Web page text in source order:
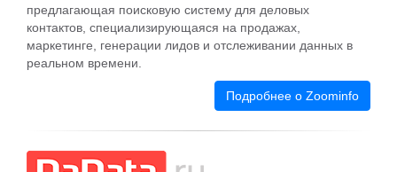
предлагающая поисковую систему для деловых
контактов, специализирующаяся на продажах,
маркетинге, генерации лидов и отслеживании данных в
реальном времени.
Подробнее о Zoominfo